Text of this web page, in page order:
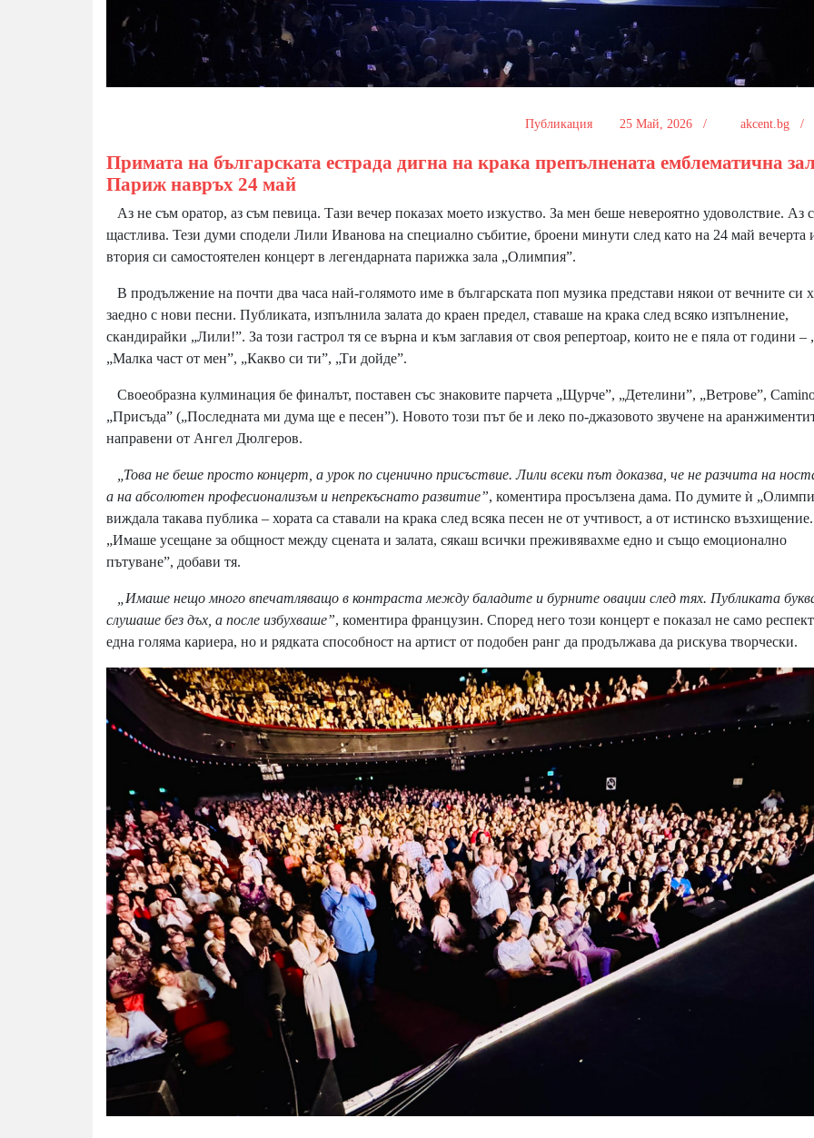
Публикация 25 Май, 2026 / akcent.bg /
Примата на българската естрада дигна на крака препълнената емблематична
Париж навръх 24 май
Аз не съм оратор, аз съм певица. Тази вечер показах моето изкуство. За мен беше невероятно удоволствие. Аз
щастлива. Тези думи сподели Лили Иванова на специално събитие, броени минути след като на 24 май вечерта
втория си самостоятелен концерт в легендарната парижка зала „Олимпия”.
В продължение на почти два часа най-голямото име в българската поп музика представи някои от вечните си
заедно с нови песни. Публиката, изпълнила залата до краен предел, ставаше на крака след всяко изпълнение,
скандирайки „Лили!”. За този гастрол тя се върна и към заглавия от своя репертоар, които не е пяла от години –
„Малка част от мен”, „Какво си ти”, „Ти дойде”.
Своеобразна кулминация бе финалът, поставен със знаковите парчета „Щурче”, „Детелини”, „Ветрове”,
„Присъда” („Последната ми дума ще е песен”). Новото този път бе и леко по-джазовото звучене на
направени от Ангел Дюлгеров.
„Това не беше просто концерт, а урок по сценично присъствие. Лили всеки път доказва, че не разчита на
а на абсолютен професионализъм и непрекъснато развитие”, коментира просълзена дама. По думите ѝ
виждала такава публика – хората са ставали на крака след всяка песен не от учтивост, а от истинско възхищение.
„Имаше усещане за общност между сцената и залата, сякаш всички преживявахме едно и също емоционално
пътуване”, добави тя.
„Имаше нещо много впечатляващо в контраста между баладите и бурните овации след тях. Публиката
слушаше без дъх, а после избухваше”, коментира французин. Според него този концерт е показал не само
една голяма кариера, но и рядката способност на артист от подобен ранг да продължава да рискува творчески.